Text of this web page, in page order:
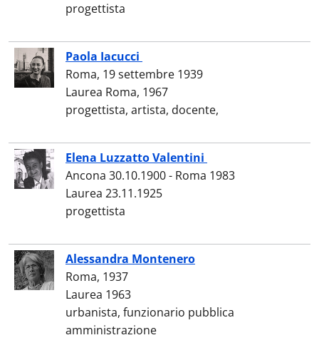
progettista
Paola Iacucci
Roma, 19 settembre 1939
Laurea Roma, 1967
progettista, artista, docente,
Elena Luzzatto Valentini
Ancona 30.10.1900 - Roma 1983
Laurea 23.11.1925
progettista
Alessandra Montenero
Roma, 1937
Laurea 1963
urbanista, funzionario pubblica
amministrazione